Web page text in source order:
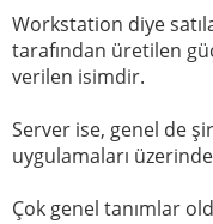
Workstation diye
tarafından üretilen
verilen isimdir.
Server ise, genel de
uygulamaları
Çok genel tanımlar